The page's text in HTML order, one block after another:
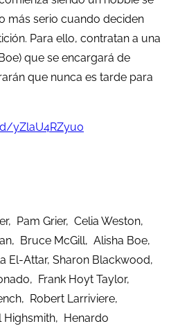
más serio cuando deciden
Para ello, contratan a una
que se encargará de
que nunca es tarde para
yZlaU4RZyu0
Pam Grier, Celia Weston,
Bruce McGill, Alisha Boe,
El-Attar, Sharon Blackwood,
Frank Hoyt Taylor,
Robert Larriviere,
Highsmith, Henardo